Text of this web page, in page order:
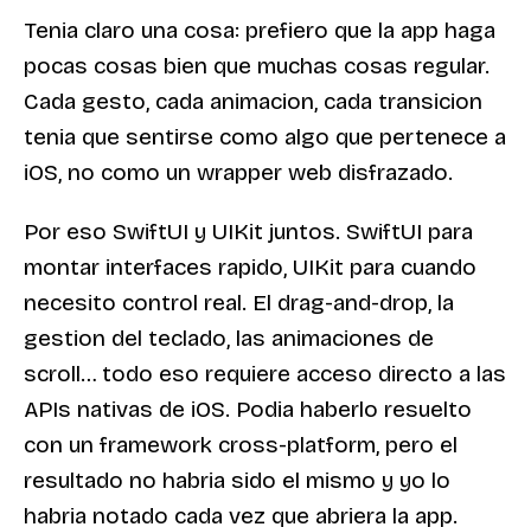
Tenia claro una cosa: prefiero que la app haga
pocas cosas bien que muchas cosas regular.
Cada gesto, cada animacion, cada transicion
tenia que sentirse como algo que pertenece a
iOS, no como un wrapper web disfrazado.
Por eso SwiftUI y UIKit juntos. SwiftUI para
montar interfaces rapido, UIKit para cuando
necesito control real. El drag-and-drop, la
gestion del teclado, las animaciones de
scroll… todo eso requiere acceso directo a las
APIs nativas de iOS. Podia haberlo resuelto
con un framework cross-platform, pero el
resultado no habria sido el mismo y yo lo
habria notado cada vez que abriera la app.